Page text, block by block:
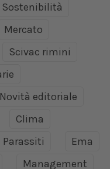
Sostenibilità
Mercato
Scivac rimini
Novità editoriale
Clima
Parassiti
Ema
Management